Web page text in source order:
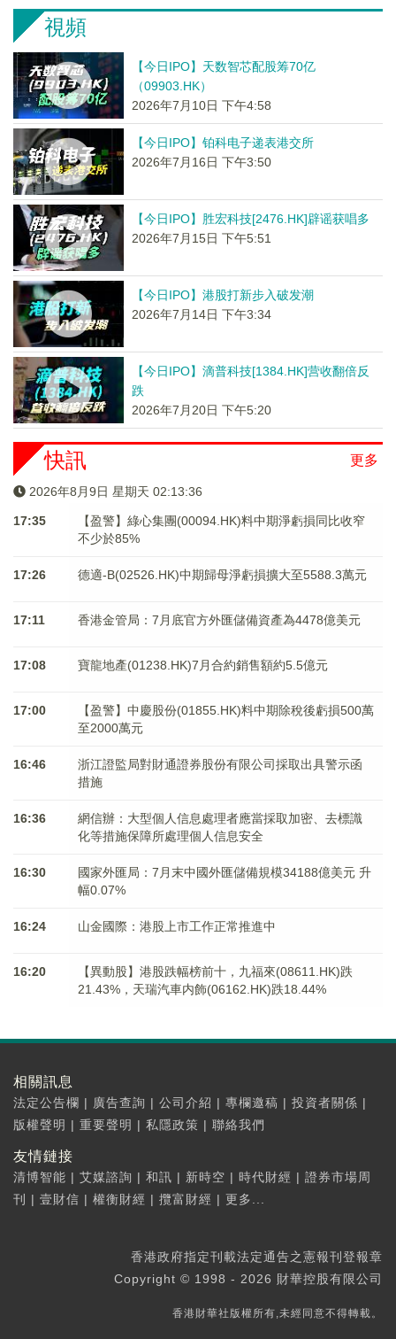
視頻
【今日IPO】天数智芯配股筹70亿
（09903.HK）
2026年7月10日 下午4:58
【今日IPO】铂科电子递表港交所
2026年7月16日 下午3:50
【今日IPO】胜宏科技[2476.HK]辟谣获唱多
2026年7月15日 下午5:51
【今日IPO】港股打新步入破发潮
2026年7月14日 下午3:34
【今日IPO】滴普科技[1384.HK]营收翻倍反
跌
2026年7月20日 下午5:20
更多
快訊
2026年8月9日 星期天 02:13:36
17:35
【盈警】綠心集團(00094.HK)料中期淨虧損同比收窄
不少於85%
17:26 德適-B(02526.HK)中期歸母淨虧損擴大至5588.3萬元
17:11 香港金管局：7月底官方外匯儲備資產為4478億美元
17:08 寶龍地產(01238.HK)7月合約銷售額約5.5億元
17:00
【盈警】中慶股份(01855.HK)料中期除稅後虧損500萬
至2000萬元
16:46
浙江證監局對財通證券股份有限公司採取出具警示函
措施
16:36
網信辦：大型個人信息處理者應當採取加密、去標識
化等措施保障所處理個人信息安全
16:30
國家外匯局：7月末中國外匯儲備規模34188億美元 升
幅0.07%
16:24 山金國際：港股上市工作正常推進中
16:20
【異動股】港股跌幅榜前十，九福來(08611.HK)跌
21.43%，天瑞汽車内飾(06162.HK)跌18.44%
相關訊息
法定公告欄 | 廣告查詢 | 公司介紹 | 專欄邀稿 | 投資者關係 |
版權聲明 | 重要聲明 | 私隱政策 | 聯絡我們
友情鏈接
清博智能 | 艾媒諮詢 | 和訊 | 新時空 | 時代財經 | 證券市場周
刊
| 壹財信 | 權衡財經 | 攬富財經 | 更多...
香港政府指定刊載法定通告之憲報刊登報章
Copyright © 1998 - 2026 財華控股有限公司
香港財華社版權所有,未經同意不得轉載。